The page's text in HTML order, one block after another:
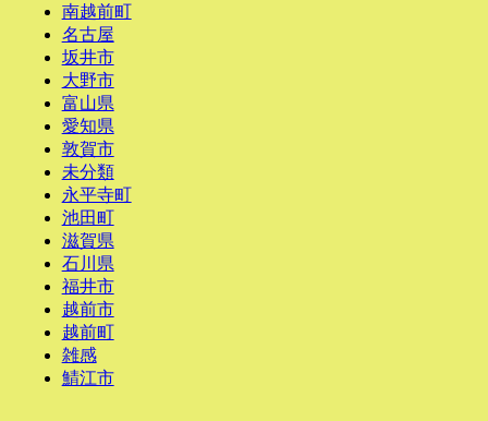
南越前町
名古屋
坂井市
大野市
富山県
愛知県
敦賀市
未分類
永平寺町
池田町
滋賀県
石川県
福井市
越前市
越前町
雑感
鯖江市